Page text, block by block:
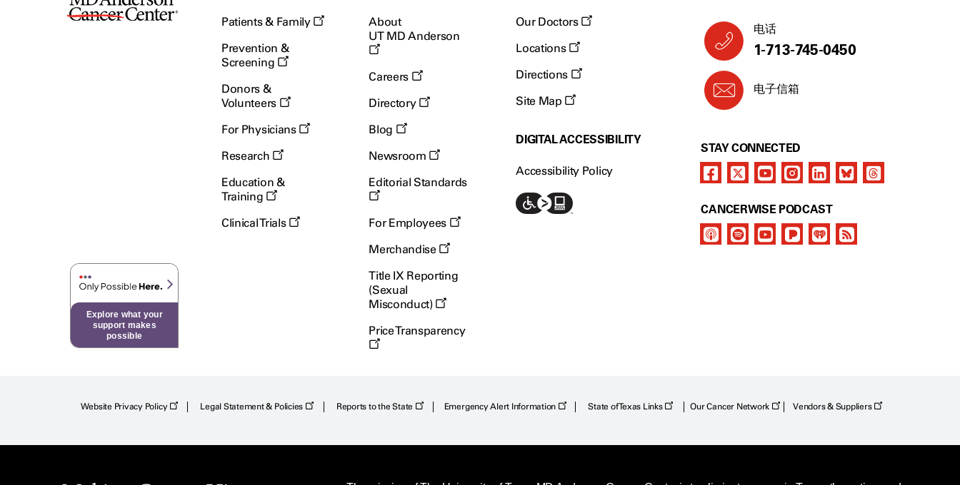
Explore what your
support makes
possible
Patients & Family
Prevention &
Screening
Donors &
Volunteers
For Physicians
Research
Education &
Training
Clinical Trials
About
UT MD Anderson
Careers
Directory
Blog
Newsroom
Editorial Standards
For Employees
Merchandise
Title IX Reporting
(Sexual
Misconduct)
Price Transparency
Our Doctors
Locations
Directions
Site Map
DIGITAL ACCESSIBILITY
Accessibility Policy
电话
1-713-745-0450
电子信箱
STAY CONNECTED
CANCERWISE PODCAST
Website Privacy Policy Legal Statement & Policies Reports to the State Emergency Alert Information State of Texas Links Our Cancer Network Vendors & Suppliers